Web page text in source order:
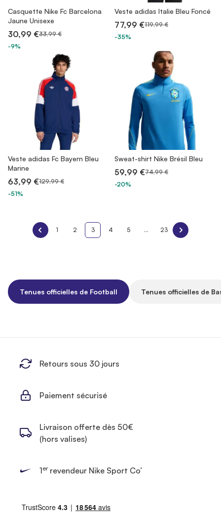
Casquette Nike Fc Barcelona
Jaune Unisexe
30,99 €33,99 €
-9%
Veste adidas Italie Bleu Foncé
77,99 €119,99 €
-35%
Veste adidas Fc Bayern Bleu
Marine
63,99 €129,99 €
-51%
Sweat-shirt Nike Brésil Bleu
59,99 €74,99 €
-20%
1 2 3 4 5 ... 23
Tenues officielles de Football Tenues officielles de
Retours sous 30 jours
Paiement sécurisé
Livraison offerte dès 50€
(hors valises)
1errevendeur Nike Sport Co’